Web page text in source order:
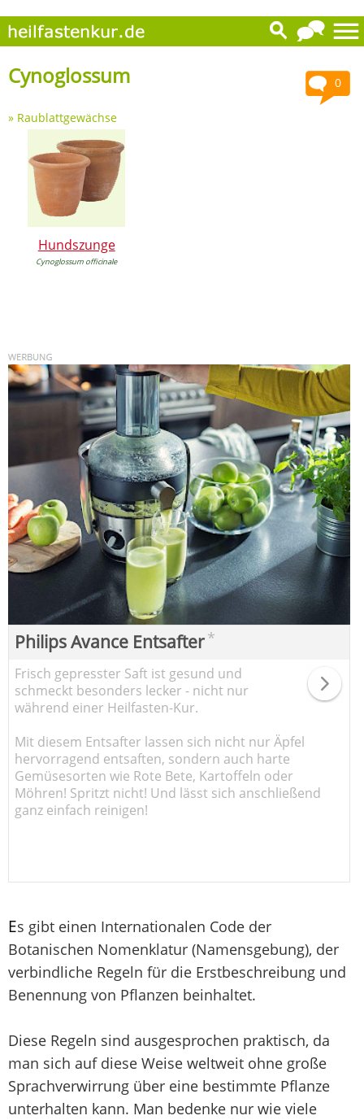
0
Cynoglossum
» Raublattgewächse
Hundszunge
Cynoglossum officinale
Philips Avance Entsafter*
Frisch gepresster Saft ist gesund und
schmeckt besonders lecker - nicht nur
während einer Heilfasten-Kur.
Mit diesem Entsafter lassen sich nicht nur Äpfel
hervorragend entsaften, sondern auch harte
Gemüsesorten wie Rote Bete, Kartoffeln oder
Möhren! Spritzt nicht! Und lässt sich anschließend
ganz einfach reinigen!
Es gibt einen Internationalen Code der
Botanischen Nomenklatur (Namensgebung), der
verbindliche Regeln für die Erstbeschreibung und
Benennung von Pflanzen beinhaltet.
Diese Regeln sind ausgesprochen praktisch, da
man sich auf diese Weise weltweit ohne große
Sprachverwirrung über eine bestimmte Pflanze
unterhalten kann. Man bedenke nur wie viele